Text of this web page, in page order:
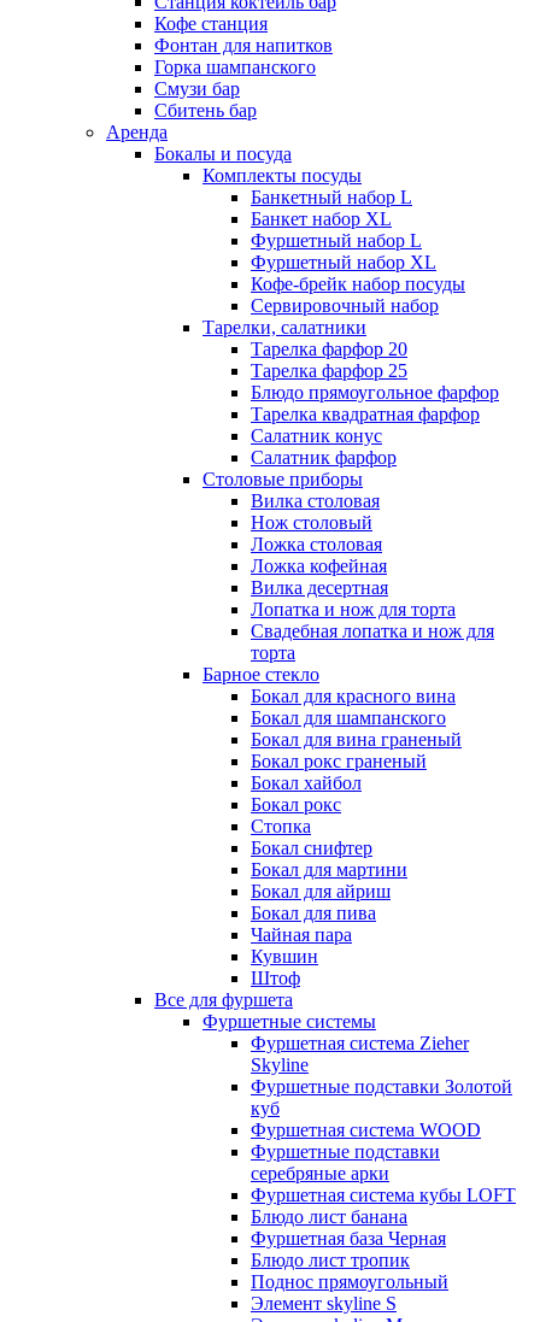
Кофе станция
Фонтан для напитков
Горка шампанского
Смузи бар
Сбитень бар
Аренда
Бокалы и посуда
Комплекты посуды
Банкетный набор L
Банкет набор XL
Фуршетный набор L
Фуршетный набор ХL
Кофе-брейк набор посуды
Сервировочный набор
Тарелки, салатники
Тарелка фарфор 20
Тарелка фарфор 25
Блюдо прямоугольное фарфор
Тарелка квадратная фарфор
Салатник конус
Салатник фарфор
Столовые приборы
Вилка столовая
Нож столовый
Ложка столовая
Ложка кофейная
Вилка десертная
Лопатка и нож для торта
Свадебная лопатка и нож для
торта
Барное стекло
Бокал для красного вина
Бокал для шампанского
Бокал для вина граненый
Бокал рокс граненый
Бокал хайбол
Бокал рокс
Стопка
Бокал снифтер
Бокал для мартини
Бокал для айриш
Бокал для пива
Чайная пара
Кувшин
Штоф
Все для фуршета
Фуршетные системы
Фуршетная система Zieher
Skyline
Фуршетные подставки Золотой
куб
Фуршетная система WOOD
Фуршетные подставки
серебряные арки
Фуршетная система кубы LOFT
Блюдо лист банана
Фуршетная база Черная
Блюдо лист тропик
Поднос прямоугольный
Элемент skyline S